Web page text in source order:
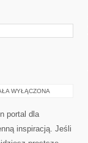
osób, które chcą
ślubu i wesela.